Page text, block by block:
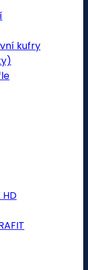
kufry
HD